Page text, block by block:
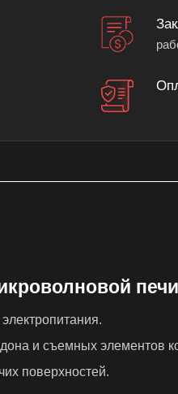
печи
и съемных элементов
поверхностей.